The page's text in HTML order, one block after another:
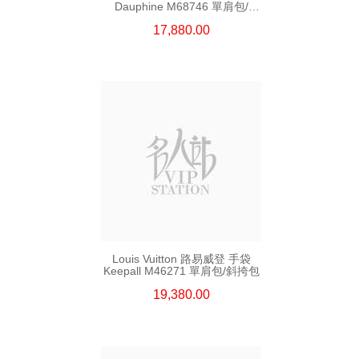
Dauphine M68746 單肩包/
17,880.00
Louis Vuitton 路易威登 手袋
Keepall M46271 單肩包/斜挎包
19,380.00